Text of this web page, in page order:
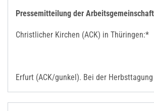
Pressemitteilung der Arbeitsgemeinschaft
Christlicher Kirchen (ACK) in Thüringen:*
Erfurt (ACK/gunkel). Bei der